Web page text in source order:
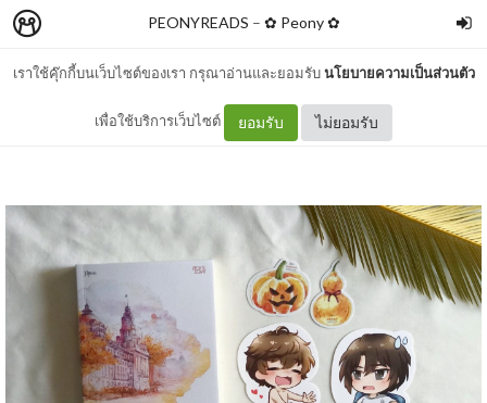
เราใช้คุ๊กกี้บนเว็บไซต์ของเรา กรุณาอ่านและยอมรับนโยบายความเป็นส่วนตัว
เพื่อใช้บริการเว็บไซต์ ยอมรับ ไม่ยอมรับ
PEONYREADS – ✿ Peony ✿
รีวิว คุณผู้ช่วยสถาปนิก เล่ม 3